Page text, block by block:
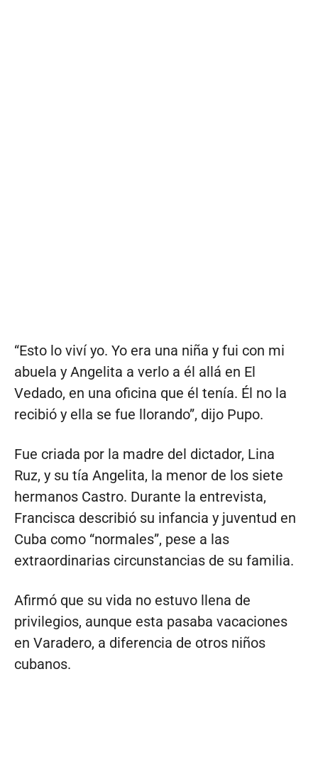
“Esto lo viví yo. Yo era una niña y fui con mi
abuela y Angelita a verlo a él allá en El
Vedado, en una oficina que él tenía. Él no la
recibió y ella se fue llorando”, dijo Pupo.
Fue criada por la madre del dictador, Lina
Ruz, y su tía Angelita, la menor de los siete
hermanos Castro. Durante la entrevista,
Francisca describió su infancia y juventud en
Cuba como “normales”, pese a las
extraordinarias circunstancias de su familia.
Afirmó que su vida no estuvo llena de
privilegios, aunque esta pasaba vacaciones
en Varadero, a diferencia de otros niños
cubanos.